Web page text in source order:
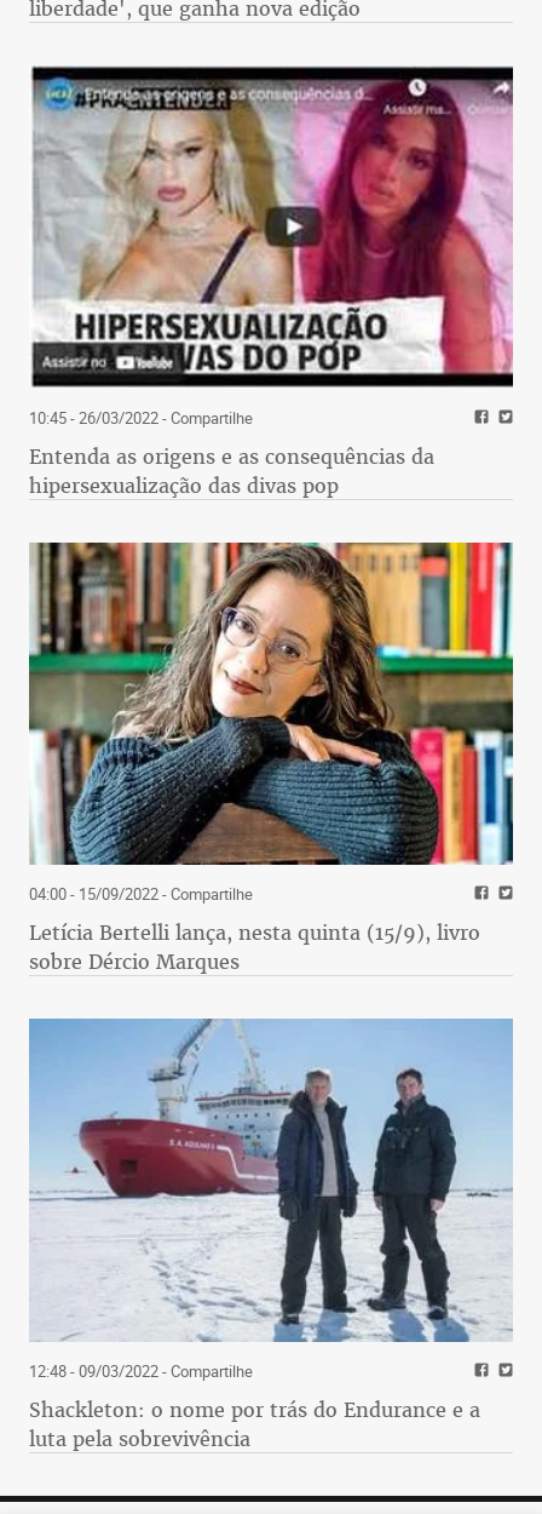
liberdade', que ganha nova edição
10:45 - 26/03/2022- Compartilhe
Entenda as origens e as consequências da
hipersexualização das divas pop
04:00 - 15/09/2022- Compartilhe
Letícia Bertelli lança, nesta quinta (15/9), livro
sobre Dércio Marques
12:48 - 09/03/2022- Compartilhe
Shackleton: o nome por trás do Endurance e a
luta pela sobrevivência